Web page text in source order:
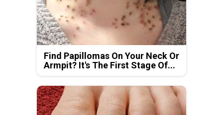
Find Papillomas On Your Neck Or
Armpit? It's The First Stage Of...